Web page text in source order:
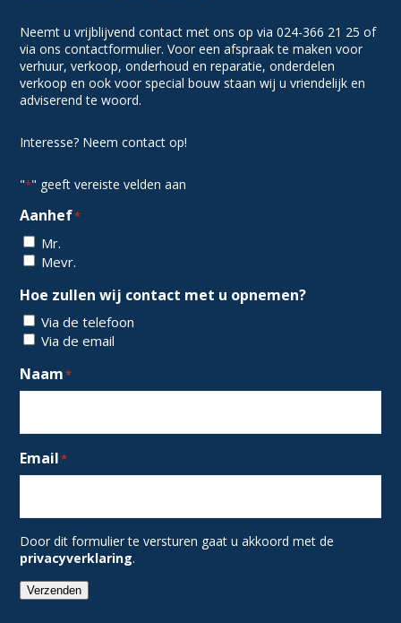
Neemt u vrijblijvend contact met ons op via 024-366 21 25 of
via ons contactformulier. Voor een afspraak te maken voor
verhuur, verkoop, onderhoud en reparatie, onderdelen
verkoop en ook voor special bouw staan wij u vriendelijk en
adviserend te woord.
Interesse? Neem contact op!
"*" geeft vereiste velden aan
Aanhef*
Mr.
Mevr.
Hoe zullen wij contact met u opnemen?
Via de telefoon
Via de email
Naam*
Email*
Door dit formulier te versturen gaat u akkoord met de
privacyverklaring.
Verzenden